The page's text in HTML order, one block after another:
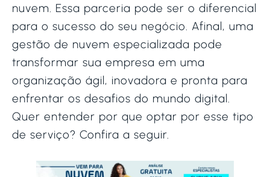
nuvem. Essa parceria pode ser o diferencial
para o sucesso do seu negócio. Afinal, uma
gestão de nuvem especializada pode
transformar sua empresa em uma
organização ágil, inovadora e pronta para
enfrentar os desafios do mundo digital.
Quer entender por que optar por esse tipo
de serviço? Confira a seguir.